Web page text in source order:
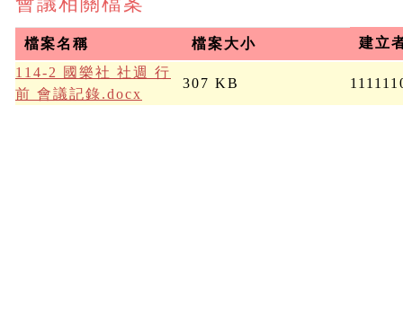
檔案名稱 檔案大小
建立
114-2 國樂社 社週 行
前 會議記錄.docx
307 KB